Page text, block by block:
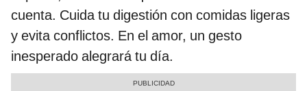
cuenta. Cuida tu digestión con comidas ligeras
y evita conflictos. En el amor, un gesto
inesperado alegrará tu día.